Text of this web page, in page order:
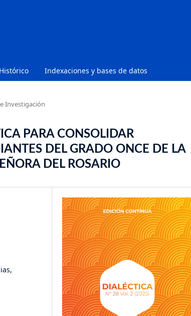
Histórico Indexaciones y bases de datos
Investigación
PARA CONSOLIDAR
DEL GRADO ONCE DE LA
DEL ROSARIO